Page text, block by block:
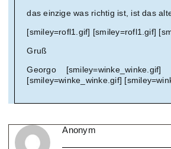
das einzige was richtig ist, ist das
[smiley=rofl1.gif] [smiley=rofl1.gif]
Gruß
Georgo [smiley=winke_winke.gif]
[smiley=winke_winke.gif]
Anonym